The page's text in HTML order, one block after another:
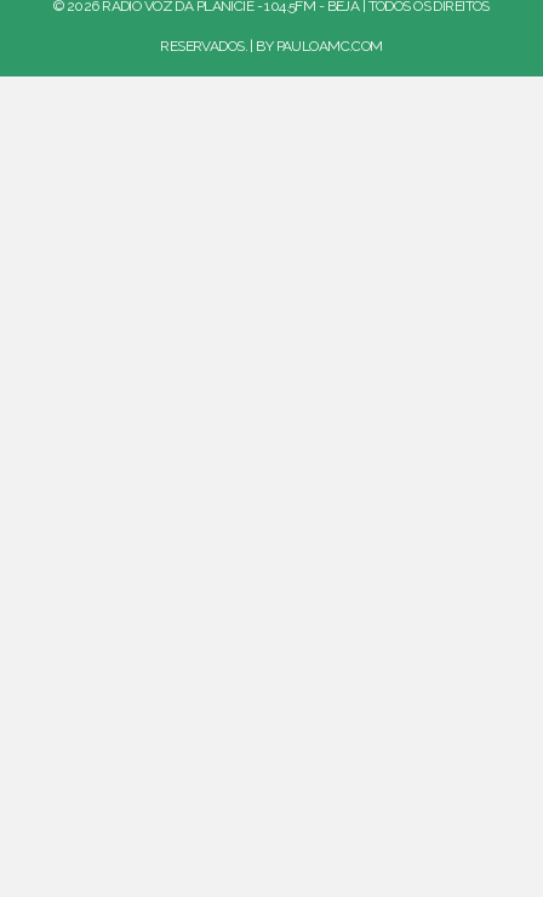
© 2026 RÁDIO VOZ DA PLANÍCIE - 104.5FM - BEJA | TODOS OS DIREITOS
RESERVADOS. | BY PAULOAMC.COM